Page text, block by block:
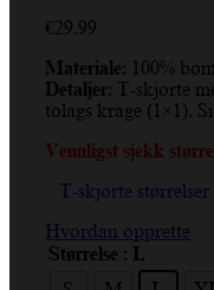
€29.99
Materiale: 100%
Detaljer: T-skjorte
tolags krage (1×1).
Vennligst sjekk
T-skjorte størrelser
Hvordan opprette
Størrelse : L